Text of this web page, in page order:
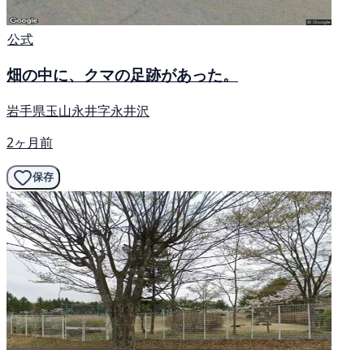
公式
畑の中に、クマの足跡があった。
岩手県玉山永井字永井沢
2ヶ月前
保存